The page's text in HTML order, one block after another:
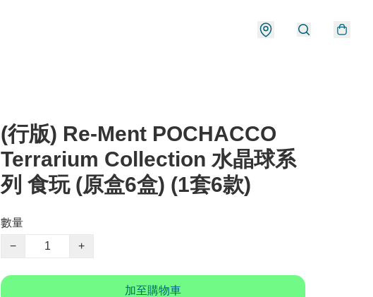
(行版) Re-Ment POCHACCO
Terrarium Collection 水晶球系
列 食玩 (原盒6盒) (1套6款)
數量
−
+
加至購物車